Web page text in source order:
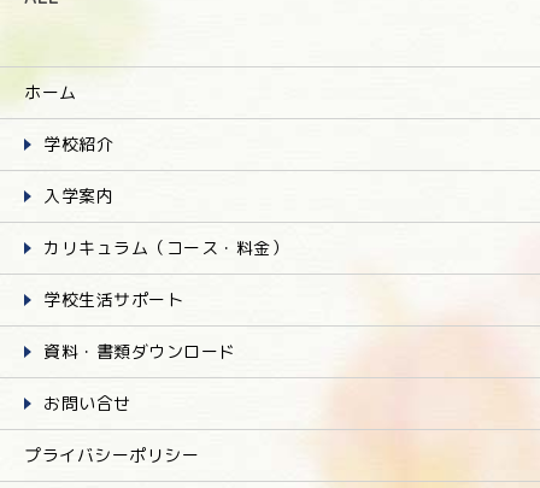
ホーム
学校紹介
入学案内
カリキュラム（コース・料金）
学校生活サポート
資料・書類ダウンロード
お問い合せ
プライバシーポリシー